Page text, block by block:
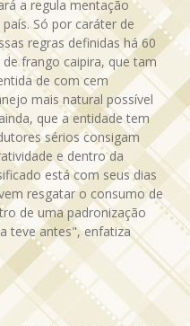
a regula mentação
Só por caráter de
regras definidas há 60
frango caipira, que tam
de com cem
mais natural possível
que a entidade tem
sérios consigam
e dentro da
está com seus dias
resgatar o consumo de
de uma padronização
teve antes", enfatiza